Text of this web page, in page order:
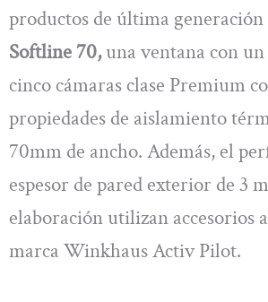
productos de última
Softline 70,una ventana con un
cinco cámaras clase Premium
propiedades de aislamiento
70mm de ancho. Además, el
espesor de pared exterior de 3
elaboración utilizan accesorios
marca Winkhaus Activ Pilot.